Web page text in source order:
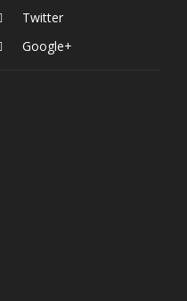
Twitter
Google+